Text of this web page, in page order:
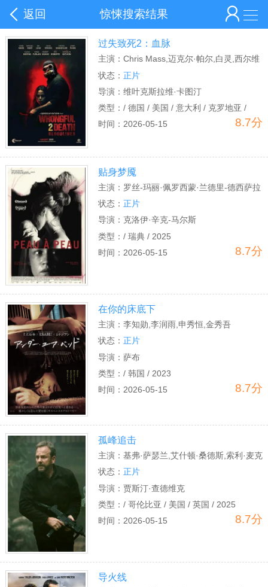
变形金刚 火影忍者 复仇者联盟
返回 惊悚搜索结果
过失致死2：血脉
主演： Chris Mass,迈克尔·帕尔,白灵,西尔维
娅·斯普罗斯,维叶克斯拉维·卡图汀
状态： 正片
导演： 维叶克斯拉维·卡图汀
类型： / 德国 / 美国 / 意大利 / 克罗地亚 /
2025
时间： 2026-05-15 8.7分
贴身梦魇
主演： 罗丝-玛丽·佩罗西蒙·兰德里-德西萨拉
丁·戴勒斯
状态： 正片
导演： 克洛伊·辛克-马尔斯
类型： / 瑞典 / 2025
时间： 2026-05-15 8.7分
在你的床底下
主演： 李知勋,李润雨,申秀恒,金秀吾
状态： 正片
导演： 萨布
类型： / 韩国 / 2023
时间： 2026-05-15 8.7分
孤峰追击
主演： 基弗·萨瑟兰,艾什顿·桑德斯,索利·麦克
劳德,汤米·马丁内兹,奥马尔·查帕罗,劳拉·奥
斯玛,弗洛拉·马丁内斯,Laird Akeo,Orlando
Pineda,Fredy Yate,Sebastián
Sierra,Gabriel Camero,Enzo Morales
状态： 正片
导演： 贾斯汀·查德维克
类型： / 哥伦比亚 / 美国 / 英国 / 2025
时间： 2026-05-15 8.7分
导火线